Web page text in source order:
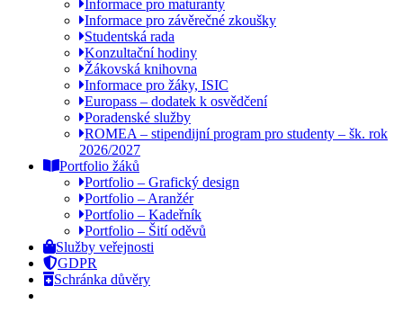
Informace pro maturanty
Informace pro závěrečné zkoušky
Studentská rada
Konzultační hodiny
Žákovská knihovna
Informace pro žáky, ISIC
Europass – dodatek k osvědčení
Poradenské služby
ROMEA – stipendijní program pro studenty – šk. rok
2026/2027
Portfolio žáků
Portfolio – Grafický design
Portfolio – Aranžér
Portfolio – Kadeřník
Portfolio – Šití oděvů
Služby veřejnosti
GDPR
Schránka důvěry